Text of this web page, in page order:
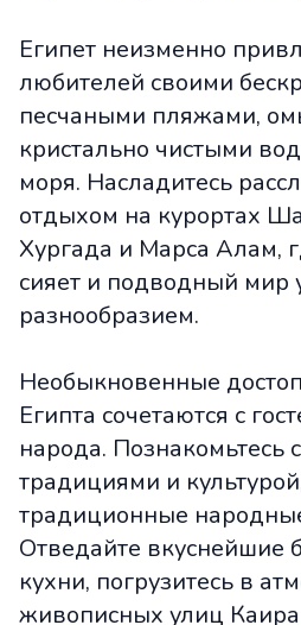
Египет неизменно
любителей своими
песчаными пляжами,
кристально чистыми
моря. Насладитесь
отдыхом на курортах
Хургада и Марса Алам,
сияет и подводный мир
разнообразием.
Необыкновенные
Египта сочетаются с
народа. Познакомьтесь
традициями и
традиционные
Отведайте вкуснейшие
кухни, погрузитесь в
живописных улиц